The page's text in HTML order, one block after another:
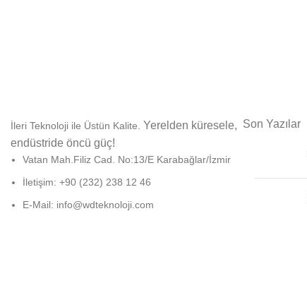
İleri Teknoloji ile Üstün Kalite. Yerelden küresele,
endüstride öncü güç!
Vatan Mah.Filiz Cad. No:13/E Karabağlar/İzmir
İletişim: +90 (232) 238 12 46
E-Mail: info@wdteknoloji.com
Son Yazılar